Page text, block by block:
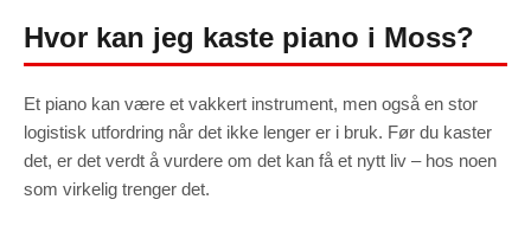
Hvor kan jeg kaste piano i Moss?
Et piano kan være et vakkert instrument, men også en stor
logistisk utfordring når det ikke lenger er i bruk. Før du kaster
det, er det verdt å vurdere om det kan få et nytt liv – hos noen
som virkelig trenger det.